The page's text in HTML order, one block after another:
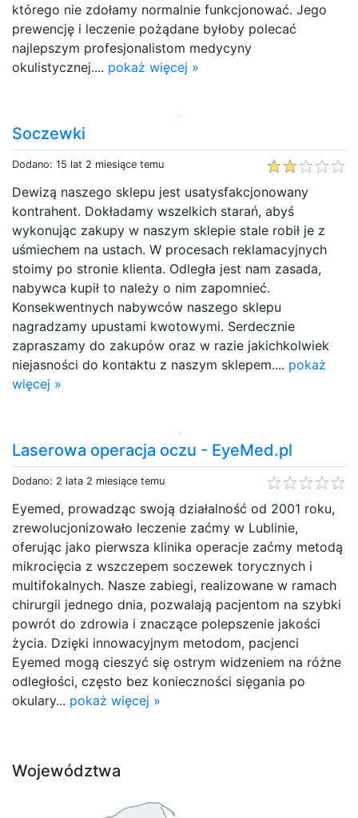
którego nie zdołamy normalnie funkcjonować. Jego
prewencję i leczenie pożądane byłoby polecać
najlepszym profesjonalistom medycyny
okulistycznej.... pokaż więcej »
Soczewki
Dodano: 15 lat 2 miesiące temu
Dewizą naszego sklepu jest usatysfakcjonowany
kontrahent. Dokładamy wszelkich starań, abyś
wykonując zakupy w naszym sklepie stale robił je z
uśmiechem na ustach. W procesach reklamacyjnych
stoimy po stronie klienta. Odległa jest nam zasada,
nabywca kupił to należy o nim zapomnieć.
Konsekwentnych nabywców naszego sklepu
nagradzamy upustami kwotowymi. Serdecznie
zapraszamy do zakupów oraz w razie jakichkolwiek
niejasności do kontaktu z naszym sklepem.... pokaż
więcej »
Laserowa operacja oczu - EyeMed.pl
Dodano: 2 lata 2 miesiące temu
Eyemed, prowadząc swoją działalność od 2001 roku,
zrewolucjonizowało leczenie zaćmy w Lublinie,
oferując jako pierwsza klinika operacje zaćmy metodą
mikrocięcia z wszczepem soczewek torycznych i
multifokalnych. Nasze zabiegi, realizowane w ramach
chirurgii jednego dnia, pozwalają pacjentom na szybki
powrót do zdrowia i znaczące polepszenie jakości
życia. Dzięki innowacyjnym metodom, pacjenci
Eyemed mogą cieszyć się ostrym widzeniem na różne
odległości, często bez konieczności sięgania po
okulary... pokaż więcej »
Województwa